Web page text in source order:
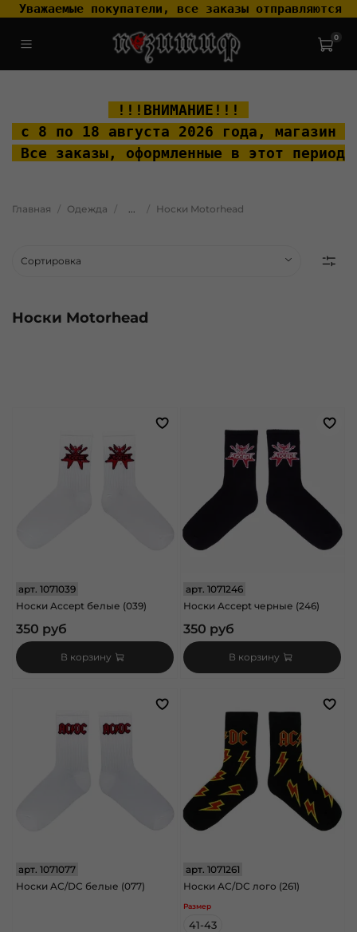
Уважаемые покупатели, все заказы отправляются
0
!!!ВНИМАНИЕ!!!
с 8 по 18 августа 2026 года, магазин
Все заказы, оформленные в этот
Главная Одежда Носки Motorhead
Носки Motorhead
арт. 1071039
Носки Accept белые (039)
350 руб
В корзину
арт.1071246
Носки Accept черные (246)
350 руб
В корзину
арт. 1071077
Носки AC/DC белые (077)
арт.1071261
Носки AC/DC лого (261)
Размер
41-43